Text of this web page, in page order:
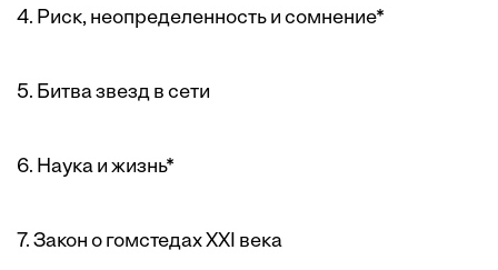
4. Риск, неопределенность и сомнение*
5. Битва звезд в сети
6. Наука и жизнь*
7. Закон о гомстедах XXI века